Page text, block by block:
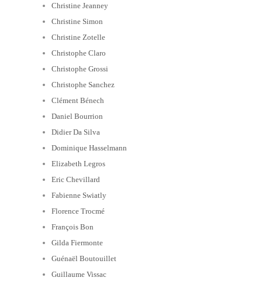
Christine Jeanney
Christine Simon
Christine Zotelle
Christophe Claro
Christophe Grossi
Christophe Sanchez
Clément Bénech
Daniel Bourrion
Didier Da Silva
Dominique Hasselmann
Elizabeth Legros
Eric Chevillard
Fabienne Swiatly
Florence Trocmé
François Bon
Gilda Fiermonte
Guénaël Boutouillet
Guillaume Vissac